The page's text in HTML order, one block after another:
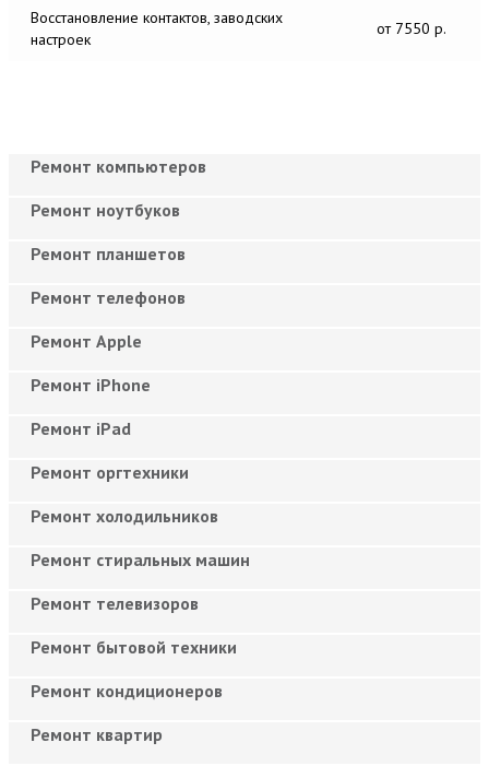
Восстановление контактов, заводских
настроек
от 7550 р.
Ремонт компьютеров
Ремонт ноутбуков
Ремонт планшетов
Ремонт телефонов
Ремонт Apple
Ремонт iPhone
Ремонт iPad
Ремонт оргтехники
Ремонт холодильников
Ремонт стиральных машин
Ремонт телевизоров
Ремонт бытовой техники
Ремонт кондиционеров
Ремонт квартир